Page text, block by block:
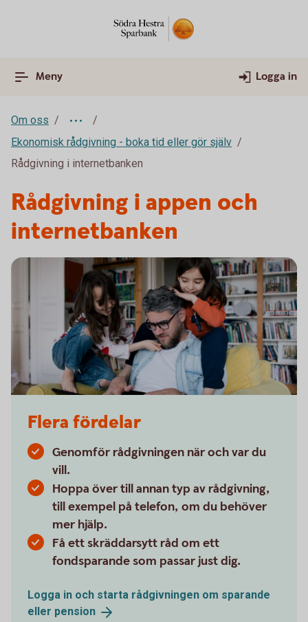
Meny Logga in
Om oss
Ekonomisk rådgivning - boka tid eller gör själv
Rådgivning i internetbanken
Rådgivning i appen och
internetbanken
Flera fördelar
Genomför rådgivningen när och var du
vill.
Hoppa över till annan typ av rådgivning,
till exempel på telefon, om du behöver
mer hjälp.
Få ett skräddarsytt råd om ett
fondsparande som passar just dig.
Logga in och starta rådgivningen om sparande
eller pension